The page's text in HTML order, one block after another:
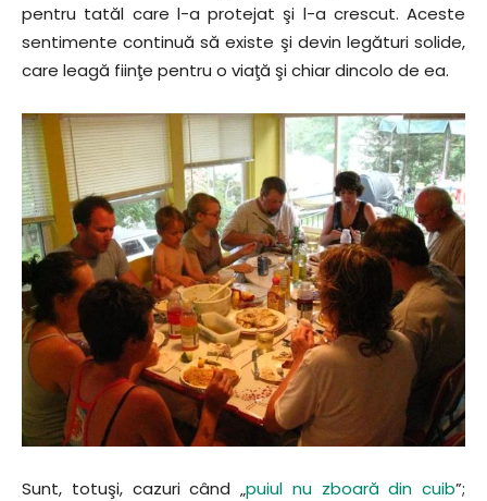
pentru tatăl care l-a protejat şi l-a crescut. Aceste
sentimente continuă să existe şi devin legături solide,
care leagă fiinţe pentru o viaţă şi chiar dincolo de ea.
Sunt, totuşi, cazuri când „puiul nu zboară din cuib”;